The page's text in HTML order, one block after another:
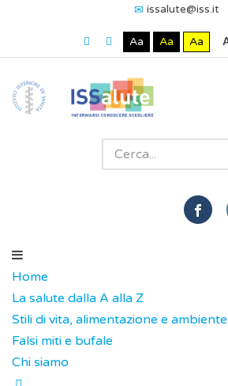
issalute@iss.it
Aa Aa Aa
Home
La salute dalla A alla Z
Stili di vita, alimentazione e ambiente
Falsi miti e bufale
Chi siamo